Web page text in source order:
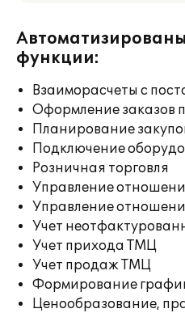
функции:
Взаиморасчеты с
Оформление заказов
Планирование
Подключение
Розничная торговля
Управление
Управление
Учет
Учет прихода ТМЦ
Учет продаж ТМЦ
Формирование
Ценообразование,